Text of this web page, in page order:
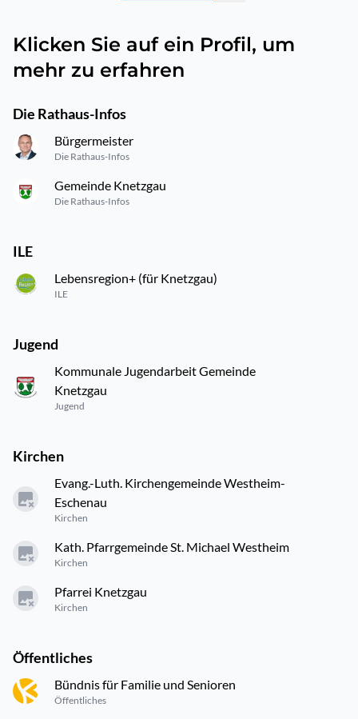
Klicken Sie auf ein Profil, um
mehr zu erfahren
Die Rathaus-Infos
Bürgermeister
Die Rathaus-Infos
Gemeinde Knetzgau
Die Rathaus-Infos
ILE
Lebensregion+ (für Knetzgau)
ILE
Jugend
Kommunale Jugendarbeit Gemeinde
Knetzgau
Jugend
Kirchen
Evang.-Luth. Kirchengemeinde Westheim-
Eschenau
Kirchen
Kath. Pfarrgemeinde St. Michael Westheim
Kirchen
Pfarrei Knetzgau
Kirchen
Öffentliches
Bündnis für Familie und Senioren
Öffentliches